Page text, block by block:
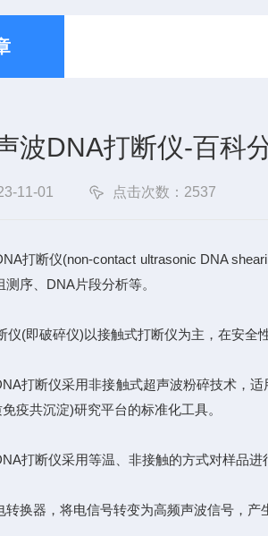
波DNA打断仪-百科
11-01 点击次数：2537
断仪(non-contact ultrasonic DNA
序、DNA片段分析等。
即破碎仪)以接触式打断仪为主，在安全
断仪采用非接触式超声波粉碎技术，适
疫共沉淀)研究平台的标准化工具。
断仪采用等温、非接触的方式对样品进
器，将电信号转变为高频声波信号，产